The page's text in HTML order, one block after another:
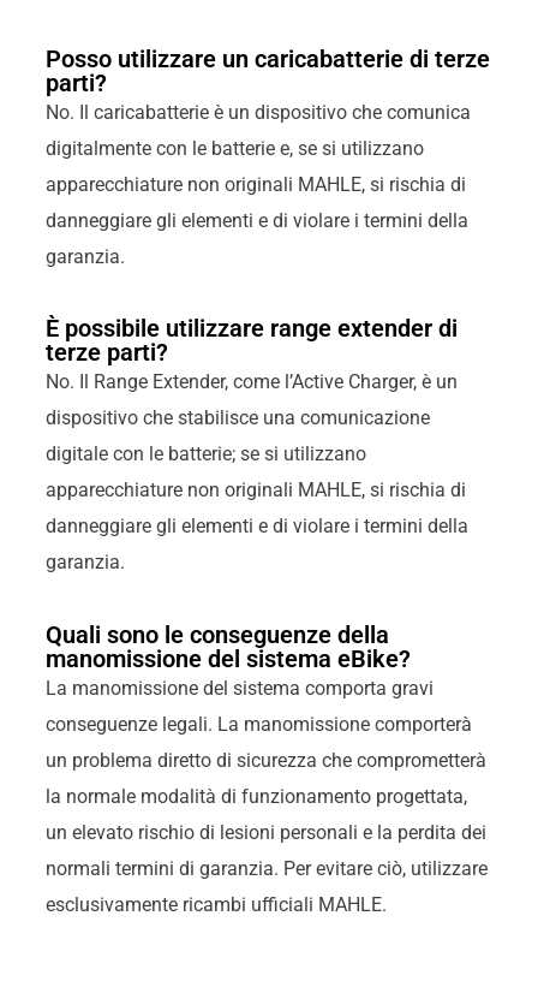
Posso utilizzare un caricabatterie di terze
parti?
No. Il caricabatterie è un dispositivo che comunica
digitalmente con le batterie e, se si utilizzano
apparecchiature non originali MAHLE, si rischia di
danneggiare gli elementi e di violare i termini della
garanzia.
È possibile utilizzare range extender di
terze parti?
No. Il Range Extender, come l’Active Charger, è un
dispositivo che stabilisce una comunicazione
digitale con le batterie; se si utilizzano
apparecchiature non originali MAHLE, si rischia di
danneggiare gli elementi e di violare i termini della
garanzia.
Quali sono le conseguenze della
manomissione del sistema eBike?
La manomissione del sistema comporta gravi
conseguenze legali. La manomissione comporterà
un problema diretto di sicurezza che comprometterà
la normale modalità di funzionamento progettata,
un elevato rischio di lesioni personali e la perdita dei
normali termini di garanzia. Per evitare ciò, utilizzare
esclusivamente ricambi ufficiali MAHLE.